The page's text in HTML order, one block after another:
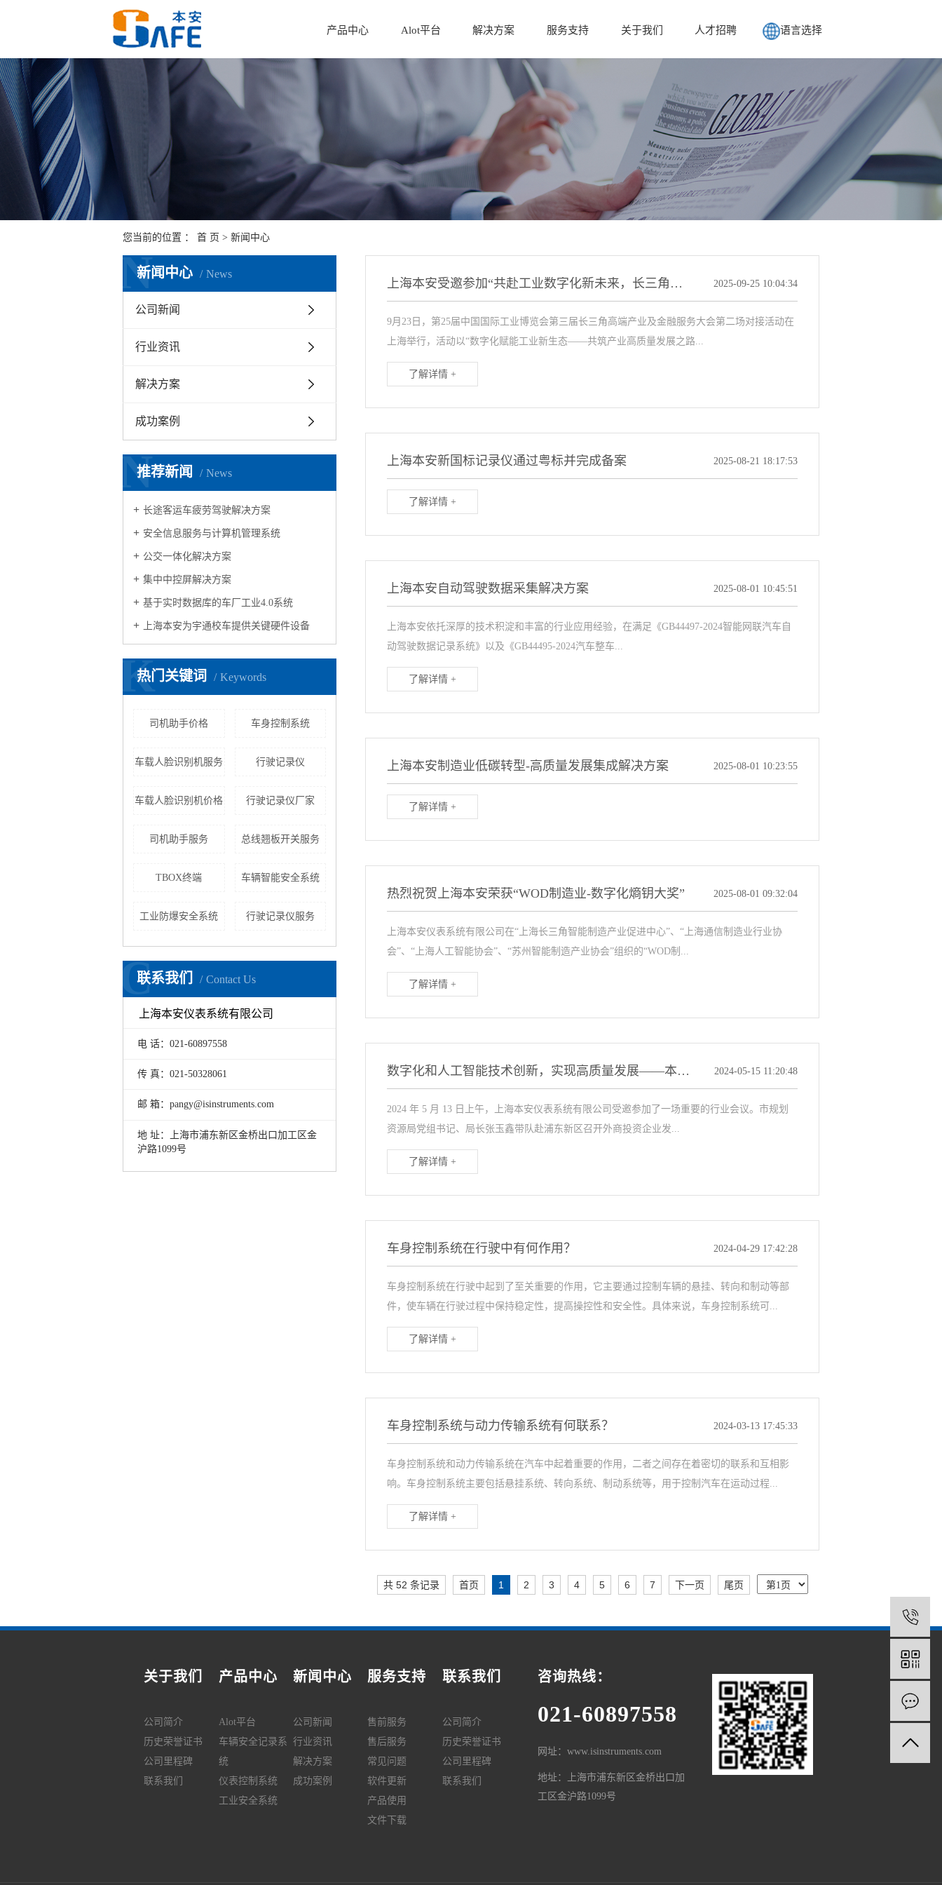
产品中心 Alot平台 解决方案 服务支持 关于我们 人才招聘 语言选择
您当前的位置 ： 首 页 > 新闻中心
新闻中心 News
N
公司新闻
行业资讯
解决方案
成功案例
推荐新闻 News
N
长途客运车疲劳驾驶解决方案
安全信息服务与计算机管理系统
公交一体化解决方案
集中中控屏解决方案
基于实时数据库的车厂工业4.0系统
上海本安为宇通校车提供关键硬件设备
热门关键词 Keywords
K
司机助手价格 车身控制系统
车载人脸识别机服务 行驶记录仪
车载人脸识别机价格 行驶记录仪厂家
司机助手服务 总线翘板开关服务
TBOX终端 车辆智能安全系统
工业防爆安全系统 行驶记录仪服务
联系我们 Contact Us
C
上海本安仪表系统有限公司
电 话：021-60897558
传 真：021-50328061
邮 箱：pangy@isinstruments.com
地 址：上海市浦东新区金桥出口加工区金
沪路1099号
上海本安受邀参加“共赴工业数字化新未来，长三角高端产业及金融服务大会第二场对接活动” 2025-09-25 10:04:34
9月23日，第25届中国国际工业博览会第三届长三角高端产业及金融服务大会第二场对接活动在
上海举行，活动以“数字化赋能工业新生态——共筑产业高质量发展之路...
了解详情 +
上海本安新国标记录仪通过粤标并完成备案 2025-08-21 18:17:53
了解详情 +
上海本安自动驾驶数据采集解决方案 2025-08-01 10:45:51
上海本安依托深厚的技术积淀和丰富的行业应用经验，在满足《GB44497-2024智能网联汽车自
动驾驶数据记录系统》以及《GB44495-2024汽车整车...
了解详情 +
上海本安制造业低碳转型-高质量发展集成解决方案 2025-08-01 10:23:55
了解详情 +
热烈祝贺上海本安荣获“WOD制造业-数字化熵钥大奖” 2025-08-01 09:32:04
上海本安仪表系统有限公司在“上海长三角智能制造产业促进中心”、“上海通信制造业行业协
会”、“上海人工智能协会”、“苏州智能制造产业协会”组织的“WOD制...
了解详情 +
数字化和人工智能技术创新，实现高质量发展——本安仪表受邀参加外商投资企业发展座谈调研会 2024-05-15 11:20:48
2024 年 5 月 13 日上午，上海本安仪表系统有限公司受邀参加了一场重要的行业会议。市规划
资源局党组书记、局长张玉鑫带队赴浦东新区召开外商投资企业发...
了解详情 +
车身控制系统在行驶中有何作用？ 2024-04-29 17:42:28
车身控制系统在行驶中起到了至关重要的作用，它主要通过控制车辆的悬挂、转向和制动等部
件，使车辆在行驶过程中保持稳定性，提高操控性和安全性。具体来说，车身控制系统可...
了解详情 +
车身控制系统与动力传输系统有何联系？ 2024-03-13 17:45:33
车身控制系统和动力传输系统在汽车中起着重要的作用，二者之间存在着密切的联系和互相影
响。车身控制系统主要包括悬挂系统、转向系统、制动系统等，用于控制汽车在运动过程...
了解详情 +
共 52 条记录 首页 1 2 3 4 5 6 7 下一页 尾页
关于我们
公司简介
历史荣誉证书
公司里程碑
联系我们
产品中心
Alot平台
车辆安全记录系
统
仪表控制系统
工业安全系统
新闻中心
公司新闻
行业资讯
解决方案
成功案例
服务支持
售前服务
售后服务
常见问题
软件更新
产品使用
文件下载
联系我们
公司简介
历史荣誉证书
公司里程碑
联系我们
咨询热线：
021-60897558
网址：www.isinstruments.com
地址：上海市浦东新区金桥出口加
工区金沪路1099号